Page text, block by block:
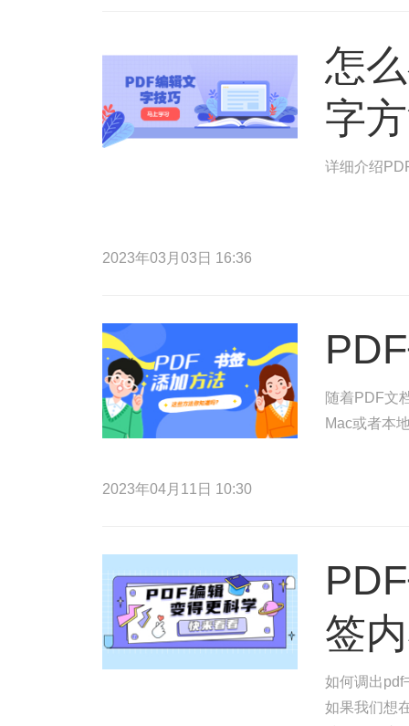
怎
字
详细介绍
2023年03月03日 16:36
随着PDF文
Mac或者本
2023年04月11日 10:30
签
如何调出pdf
如果我们想